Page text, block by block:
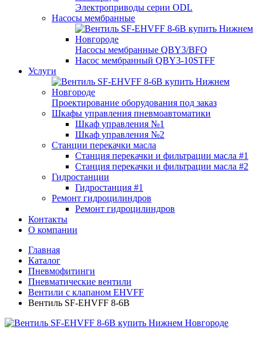
Электроприводы серии ODL
Насосы мембранные
Насосы мембранные QBY3/BFQ
Насос мембранный QBY3-10STFF
Услуги
Проектирование оборудования под заказ
Шкафы управления пневмоавтоматики
Шкаф управления №1
Шкаф управления №2
Станции перекачки масла
Станция перекачки и фильтрации масла #1
Станция перекачки и фильтрации масла #2
Гидростанции
Гидростанция #1
Ремонт гидроцилиндров
Ремонт гидроцилиндров
Контакты
О компании
Главная
Каталог
Пневмофитинги
Пневматические вентили
Вентили с клапаном EHVFF
Вентиль SF-EHVFF 8-6B